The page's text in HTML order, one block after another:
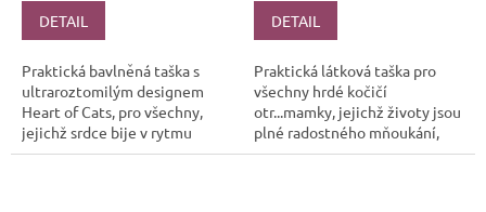
DETAIL
Praktická bavlněná taška s
ultraroztomilým designem
Heart of Cats, pro všechny,
jejichž srdce bije v rytmu
kočičího vrnění 😻 Ať už svou
DETAIL
Praktická látková taška pro
všechny hrdé kočičí
otr...mamky, jejichž životy jsou
plné radostného mňoukání,
něžného vrnění a